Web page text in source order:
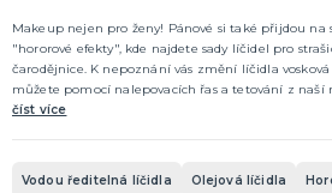
Rozvoz
Párty Blog
O nás
Kontakt
HALLOWEEN A HOROROVÁ PÁRTY
Hororová líčidla a efekty
Dekorace a výzdoba
Makeup nejen pro ženy! Pánové si také přijdou na
"hororové efekty", kde najdete sady líčidel pro
čarodějnice. K nepoznání vás změní líčidla
můžete pomocí nalepovacích řas a tetování z naší
číst více
Vodou ředitelná líčidla Olejová líčidla